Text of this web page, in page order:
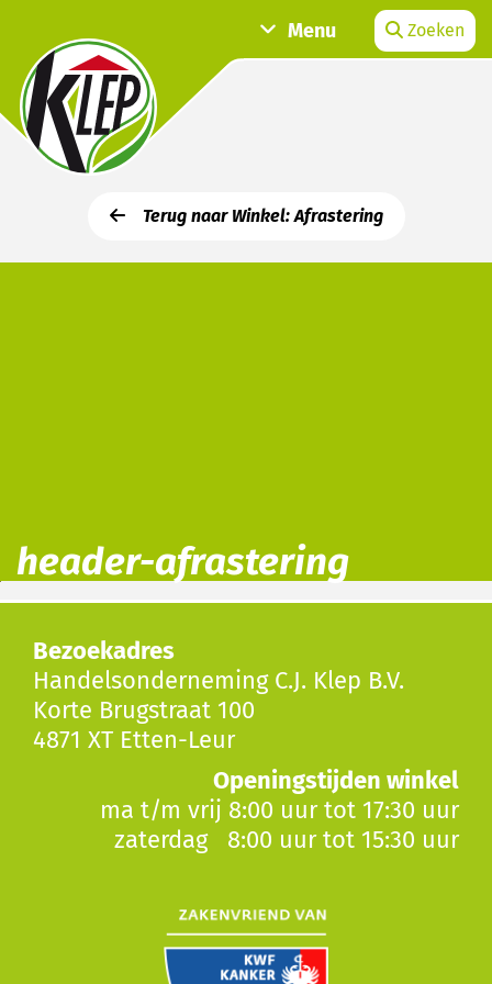
Menu Zoeken
Terug naar Winkel: Afrastering
header-afrastering
Bezoekadres
Handelsonderneming C.J. Klep B.V.
Korte Brugstraat 100
4871 XT Etten-Leur
Openingstijden winkel
ma t/m vrij 8:00 uur tot 17:30 uur
zaterdag 8:00 uur tot 15:30 uur